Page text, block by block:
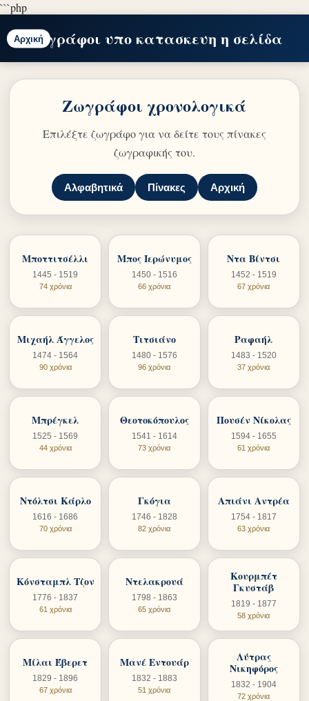
```php
Αρχική
Ζωγράφοι υπο κατασκευη η σελίδα
Ζωγράφοι χρονολογικά
Επιλέξτε ζωγράφο για να δείτε τους πίνακες
ζωγραφικής του.
Αλφαβητικά Πίνακες Αρχική
Μποττιτσέλλι
1445 - 1519
74 χρόνια
Μπος Ιερώνυμος
1450 - 1516
66 χρόνια
Ντα Βίντσι
1452 - 1519
67 χρόνια
Μιχαήλ Άγγελος
1474 - 1564
90 χρόνια
Τιτσιάνο
1480 - 1576
96 χρόνια
Ραφαήλ
1483 - 1520
37 χρόνια
Μπρέγκελ
1525 - 1569
44 χρόνια
Θεοτοκόπουλος
1541 - 1614
73 χρόνια
Πουσέν Νίκολας
1594 - 1655
61 χρόνια
Ντόλτσι Κάρλο
1616 - 1686
70 χρόνια
Γκόγια
1746 - 1828
82 χρόνια
Απιάνι Αντρέα
1754 - 1817
63 χρόνια
Κόνσταμπλ Τζον
1776 - 1837
61 χρόνια
Ντελακρουά
1798 - 1863
65 χρόνια
Κουρμπέτ
Γκυστάβ
1819 - 1877
58 χρόνια
Μίλαι Έβερετ
1829 - 1896
67 χρόνια
Μανέ Εντουάρ
1832 - 1883
51 χρόνια
Λύτρας
Νικηφόρος
1832 - 1904
72 χρόνια